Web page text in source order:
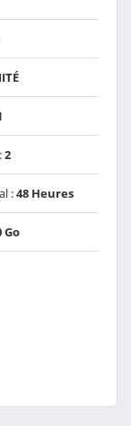
2
:48 Heures
Go